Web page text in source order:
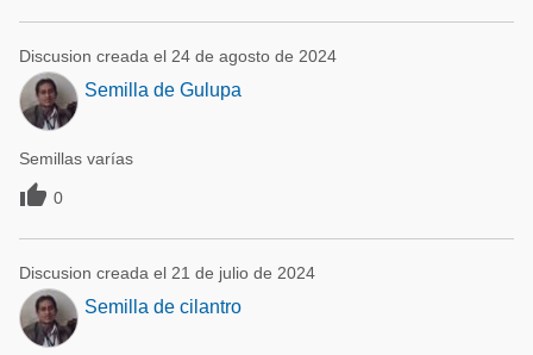
Discusion creada el 24 de agosto de 2024
Semilla de Gulupa
Semillas varías
 0
Discusion creada el 21 de julio de 2024
Semilla de cilantro